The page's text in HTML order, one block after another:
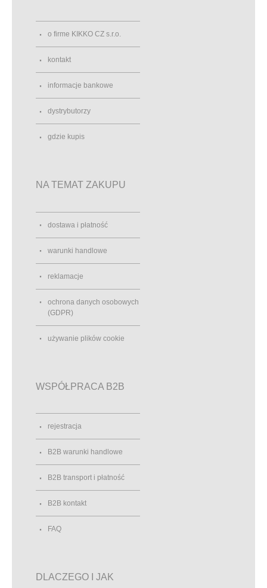
o firme KIKKO CZ s.r.o.
kontakt
informacje bankowe
dystrybutorzy
gdzie kupis
NA TEMAT ZAKUPU
dostawa i płatność
warunki handlowe
reklamacje
ochrona danych osobowych
(GDPR)
używanie plików cookie
WSPÓŁPRACA B2B
rejestracja
B2B warunki handlowe
B2B transport i płatność
B2B kontakt
FAQ
DLACZEGO I JAK